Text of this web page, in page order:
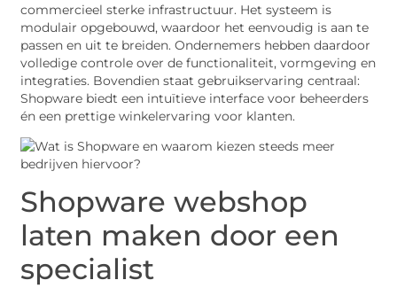
commercieel sterke infrastructuur. Het systeem is
modulair opgebouwd, waardoor het eenvoudig is aan te
passen en uit te breiden. Ondernemers hebben daardoor
volledige controle over de functionaliteit, vormgeving en
integraties. Bovendien staat gebruikservaring centraal:
Shopware biedt een intuïtieve interface voor beheerders
én een prettige winkelervaring voor klanten.
Shopware webshop
laten maken door een
specialist